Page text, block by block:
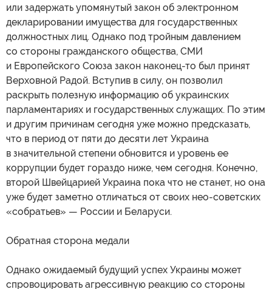
или задержать упомянутый закон об электронном
декларировании имущества для государственных
должностных лиц. Однако под тройным давлением
со стороны гражданского общества, СМИ
и Европейского Союза закон наконец-то был принят
Верховной Радой. Вступив в силу, он позволил
раскрыть полезную информацию об украинских
парламентариях и государственных служащих. По этим
и другим причинам сегодня уже можно предсказать,
что в период от пяти до десяти лет Украина
в значительной степени обновится и уровень ее
коррупции будет гораздо ниже, чем сегодня. Конечно,
второй Швейцарией Украина пока что не станет, но она
уже будет заметно отличаться от своих нео-советских
«собратьев» — России и Беларуси.
Обратная сторона медали
Однако ожидаемый будущий успех Украины может
спровоцировать агрессивную реакцию со стороны